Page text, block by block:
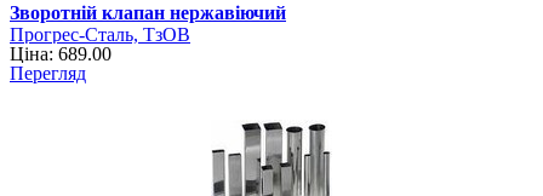
Зворотній клапан нержавіючий
Прогрес-Сталь, ТзОВ
Ціна: 689.00
Перегляд